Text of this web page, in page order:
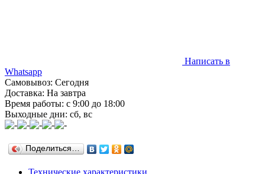
Написать в
Whatsapp
Самовывоз: Сегодня
Доставка: На завтра
Время работы: с 9:00 до 18:00
Выходные дни: сб, вс
Поделиться…
Технические характеристики